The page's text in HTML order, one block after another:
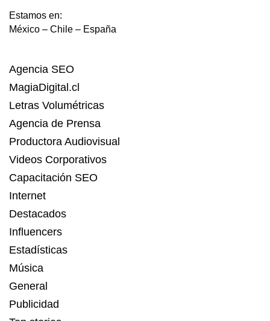
Estamos en:
México – Chile – España
Agencia SEO
MagiaDigital.cl
Letras Volumétricas
Agencia de Prensa
Productora Audiovisual
Videos Corporativos
Capacitación SEO
Internet
Destacados
Influencers
Estadísticas
Música
General
Publicidad